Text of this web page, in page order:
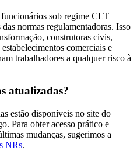
funcionários sob regime CLT
normas regulamentadoras. Isso
construtoras civis,
comerciais e
trabalhadores a qualquer risco à
atualizadas?
estão disponíveis no site do
Para obter acesso prático e
mudanças, sugerimos a
NRs.